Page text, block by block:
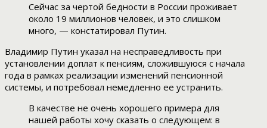
Сейчас за чертой бедности в России проживает
около 19 миллионов человек, и это слишком
много, — констатировал Путин.
Владимир Путин указал на несправедливость при
установлении доплат к пенсиям, сложившуюся с начала
года в рамках реализации изменений пенсионной
системы, и потребовал немедленно ее устранить.
В качестве не очень хорошего примера для
нашей работы хочу сказать о следующем: в